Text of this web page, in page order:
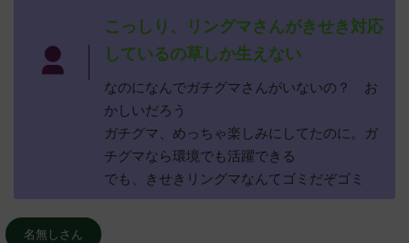
こっしり、リングマさんがきせき対応
しているの草しか生えない
なのになんでガチグマさんがいないの？ お
かしいだろう
ガチグマ、めっちゃ楽しみにしてたのに。ガ
チグマなら環境でも活躍できる
でも、きせきリングマなんてゴミだぞゴミ
名無しさん